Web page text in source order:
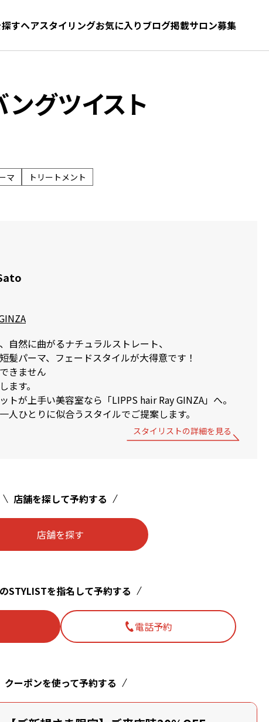
すヘアスタイリングお気に入りブログ掲載サロン募集
お気に入り 髪型をさがす
グツイスト
マ トリートメント
自然に曲がるナチュラルストレート、
髪パーマ、フェードスタイルが大得意です！
きません
ます。
トが上手い美容室なら「LIPPS hair Ray GINZA」へ。
人ひとりに似合うスタイルでご提案します。
スタイリストの詳細を見る
店舗を探して予約する
店舗を探す
STYLISTを指名して予約する
電話予約
クーポンを使って予約する